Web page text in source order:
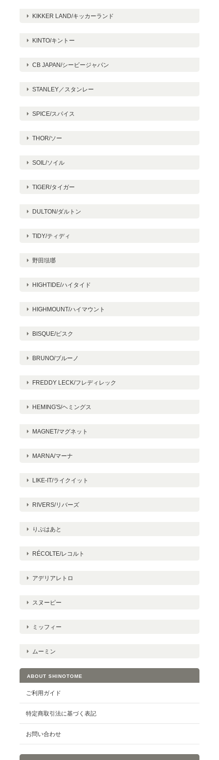
BRUNO 流しそうめん グランデ
発送もありがとうございました。
この度は当店を選んでいただき、またレ
UNITEAワンタッチティーポット 720ml
KIKKER LAND/キッカーランド
KINTO/キントー
CB JAPAN/シービージャパン
STANLEY／スタンレー
SPICE/スパイス
THOR/ソー
SOIL/ソイル
TIGER/タイガー
DULTON/ダルトン
TIDY/ティディ
野田琺瑯
HIGHTIDE/ハイタイド
HIGHMOUNT/ハイマウント
BISQUE/ビスク
BRUNO/ブルーノ
FREDDY LECK/フレディレック
HEMING'S/ヘミングス
MAGNET/マグネット
MARNA/マーナ
LIKE-IT/ライクイット
RIVERS/リバーズ
りぶはあと
RÉCOLTE/レコルト
アデリアレトロ
スヌーピー
ミッフィー
ムーミン
ABOUT SHINOTOME
ご利用ガイド
特定商取引法に基づく表記
お問い合わせ